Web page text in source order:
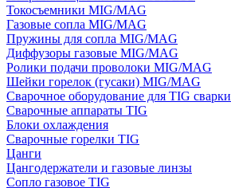
Токосъемники MIG/MAG
Газовые сопла MIG/MAG
Пружины для сопла MIG/MAG
Диффузоры газовые MIG/MAG
Ролики подачи проволоки MIG/MAG
Шейки горелок (гусаки) MIG/MAG
Сварочное оборудование для TIG сварки
Сварочные аппараты TIG
Блоки охлаждения
Сварочные горелки TIG
Цанги
Цангодержатели и газовые линзы
Сопло газовое TIG